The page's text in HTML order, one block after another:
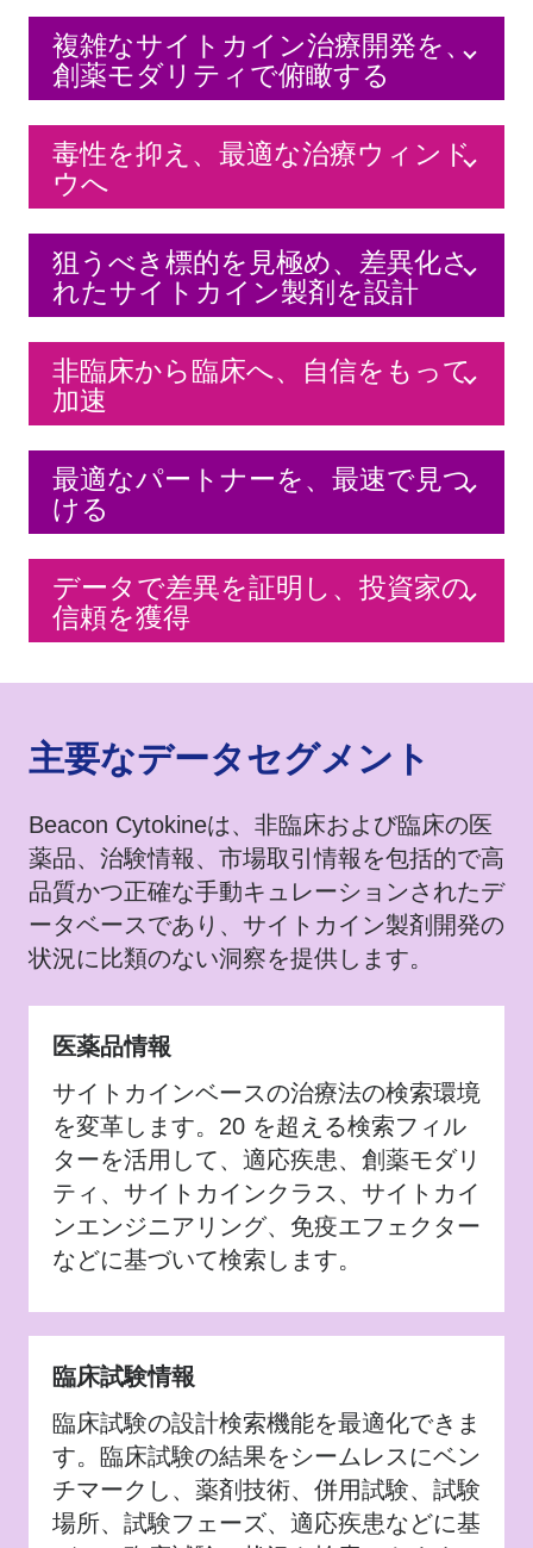
複雑なサイトカイン治療開発を、
創薬モダリティで俯瞰する
毒性を抑え、最適な治療ウィンド
ウへ
狙うべき標的を見極め、差異化さ
れたサイトカイン製剤を設計
非臨床から臨床へ、自信をもって
加速
最適なパートナーを、最速で見つ
ける
データで差異を証明し、投資家の
信頼を獲得
主要なデータセグメント
Beacon Cytokineは、非臨床および臨床の医
薬品、治験情報、市場取引情報を包括的で高
品質かつ正確な手動キュレーションされたデ
ータベースであり、サイトカイン製剤開発の
状況に比類のない洞察を提供します。
医薬品情報
サイトカインベースの治療法の検索環境
を変革します。20 を超える検索フィル
ターを活用して、適応疾患、創薬モダリ
ティ、サイトカインクラス、サイトカイ
ンエンジニアリング、免疫エフェクター
などに基づいて検索します。
臨床試験情報
臨床試験の設計検索機能を最適化できま
す。臨床試験の結果をシームレスにベン
チマークし、薬剤技術、併用試験、試験
場所、試験フェーズ、適応疾患などに基